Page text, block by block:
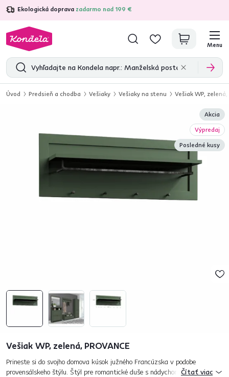
Ekologická doprava zadarmo nad 199 €
4,7 31 333overených produktových recenzií
Menu
Úvod Predsieň a chodba Vešiaky Vešiaky na stenu Vešiak WP, zelená,
Akcia
Výpredaj
Posledné kusy
Vešiak WP, zelená, PROVANCE
Prineste si do svojho domova kúsok južného Francúzska v podobe
provensálskeho štýlu. Štýl pre romantické duše s nádychom pokoja a
Čítať viac